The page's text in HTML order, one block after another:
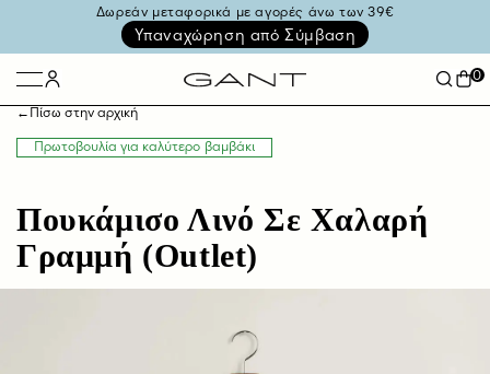
Δωρεάν μεταφορικά με αγορές άνω των 39€
Υπαναχώρηση από Σύμβαση
0
← Πίσω στην αρχική
Πρωτοβουλία για καλύτερο βαμβάκι
Πουκάμισο Λινό Σε Χαλαρή
Γραμμή (Outlet)